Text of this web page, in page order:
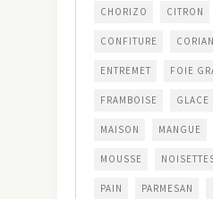
CHORIZO CITRON
CONFITURE
ENTREMET FOIE
FRAMBOISE GLACE
MAISON MANGUE
MOUSSE
PAIN PARMESAN